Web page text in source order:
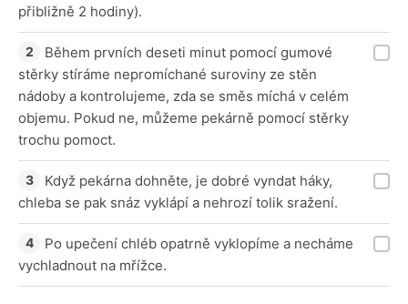
přibližně 2 hodiny).
Během prvních deseti minut pomocí gumové
stěrky stíráme nepromíchané suroviny ze stěn
nádoby a kontrolujeme, zda se směs míchá v celém
objemu. Pokud ne, můžeme pekárně pomocí stěrky
trochu pomoct.
Když pekárna dohněte, je dobré vyndat háky,
chleba se pak snáz vyklápí a nehrozí tolik sražení.
Po upečení chléb opatrně vyklopíme a necháme
vychladnout na mřížce.